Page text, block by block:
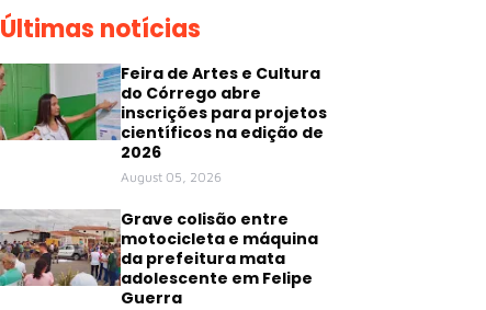
Últimas notícias
Feira de Artes e Cultura
do Córrego abre
inscrições para projetos
científicos na edição de
2026
August 05, 2026
Grave colisão entre
motocicleta e máquina
da prefeitura mata
adolescente em Felipe
Guerra